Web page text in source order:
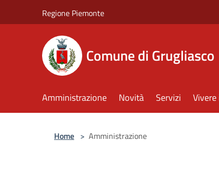
Regione Piemonte
Comune di Grugliasco
Amministrazione Novità Servizi
Home > Amministrazione